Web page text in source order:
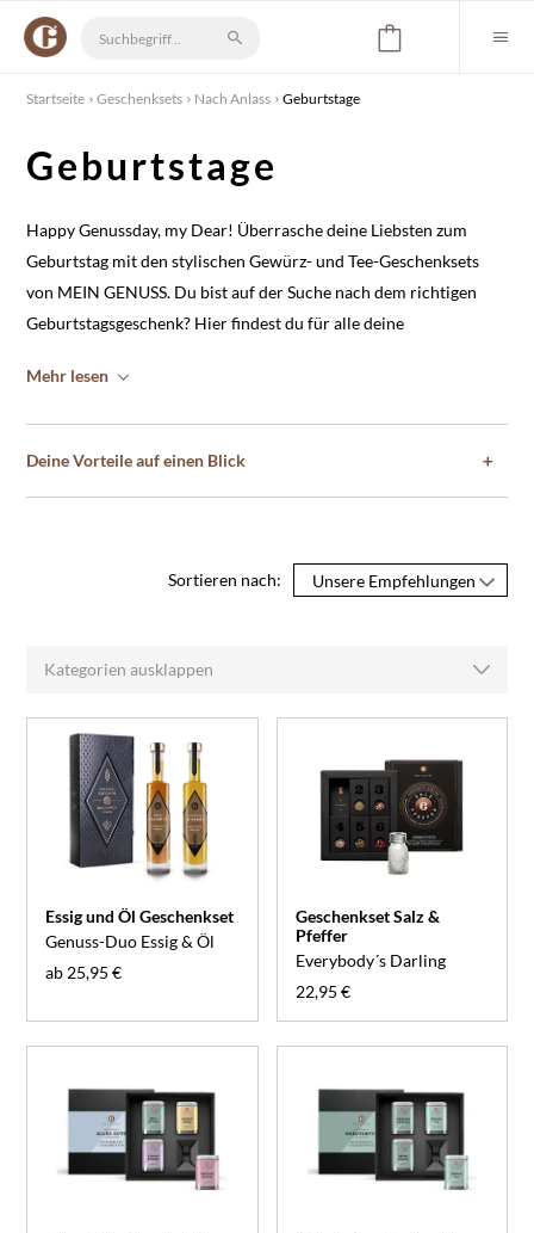
Startseite Geschenksets Nach Anlass Geburtstage
Geburtstage
Happy Genussday, my Dear! Überrasche deine Liebsten zum
Geburtstag mit den stylischen Gewürz- und Tee-Geschenksets
von MEIN GENUSS. Du bist auf der Suche nach dem richtigen
Geburtstagsgeschenk? Hier findest du für alle deine
Mit unser bunten
Mehr lesen
Deine Vorteile auf einen Blick ＋
Sortieren nach:
Kategorien ausklappen
Essig und Öl Geschenkset
Genuss-Duo Essig & Öl
ab 25,95 €
Geschenkset Salz &
Pfeffer
Everybody´s Darling
22,95 €